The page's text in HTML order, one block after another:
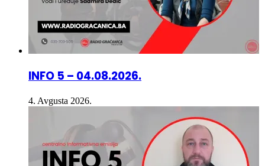
INFO 5 – 04.08.2026.
4. Avgusta 2026.